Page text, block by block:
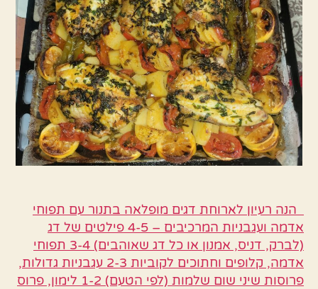
הנה רעיון לארוחת דגים מופלאה בתנור עם תפוחי
אדמה ועגבניות המרכיבים – 4-5 פילטים של דג
(לברק, דניס, אמנון או כל דג שאוהבים) 3-4 תפוחי
אדמה, קלופים וחתוכים לקוביות 2-3 עגבניות גדולות,
פרוסות שיני שום שלמות (לפי הטעם) 1-2 לימון, פרוס